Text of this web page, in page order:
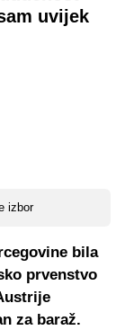
uvijek
izbor
bila
prvenstvo
za baraž.